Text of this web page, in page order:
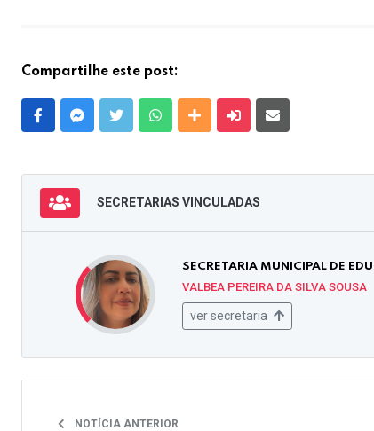
Compartilhe este post:
FacebookMessenger
Twitter WhatsappOutras MídiasEnviar para um amigo
SECRETARIAS VINCULADAS
SECRETARIA MUNICIPAL DE
VALBEA PEREIRA DA SILVA SOUSA
ver secretaria
NOTÍCIA ANTERIOR